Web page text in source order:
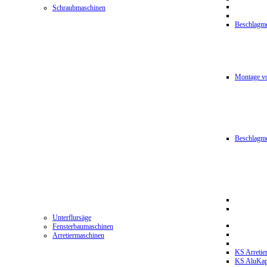
Schraubmaschinen
Montage
Unterflursäge
Fensterbaumaschinen
Arretiermaschinen
KS
KS